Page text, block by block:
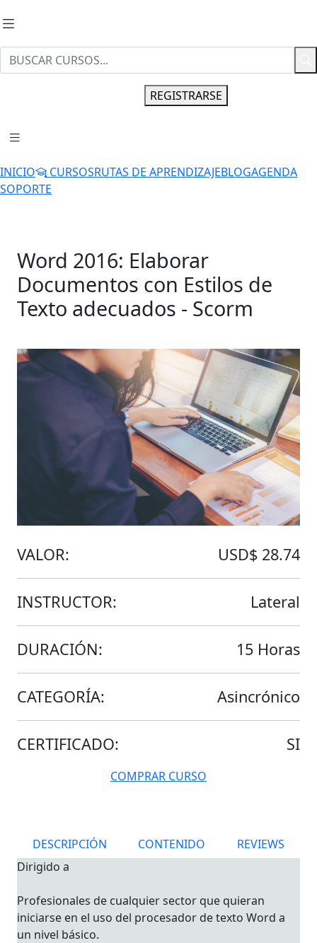
REGISTRARSE
INICIO CURSOSRUTAS DE APRENDIZAJEBLOGAGENDA
SOPORTE
Word 2016: Elaborar
Documentos con Estilos de
Texto adecuados - Scorm
VALOR: USD$ 28.74
INSTRUCTOR: Lateral
DURACIÓN: 15 Horas
CATEGORÍA: Asincrónico
CERTIFICADO: SI
COMPRAR CURSO
DESCRIPCIÓN CONTENIDO
REVIEWS
Dirigido a
Profesionales de cualquier sector que quieran
iniciarse en el uso del procesador de texto Word a
un nivel básico.